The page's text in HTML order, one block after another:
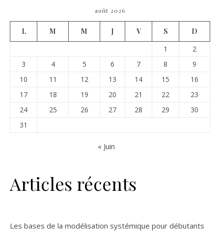
août 2026
L M M J V S
D
1
2
3
4 5 6 7 8
9
10
11 12 13 14 15
16
17
18 19 20 21 22
23
24
25 26 27 28 29
30
31
« Juin
Articles récents
Les bases de la modélisation systémique pour débutants